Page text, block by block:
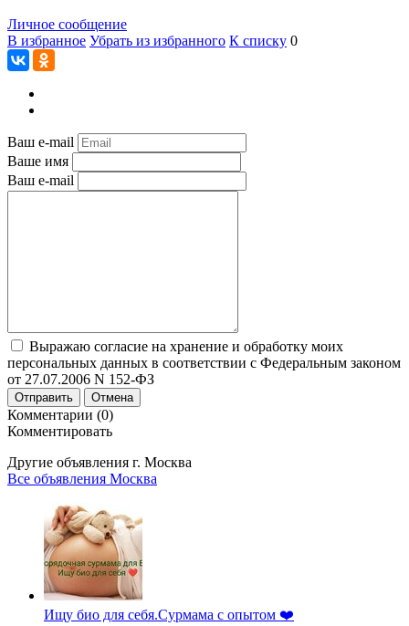
Личное сообщение
В избранное Убрать из избранного К списку 0
Ваш e-mail
Ваше имя
Ваш e-mail
Выражаю согласие на хранение и обработку моих
персональных данных в соответствии с Федеральным законом
от 27.07.2006 N 152-ФЗ
Отправить Отмена
Комментарии (0)
Комментировать
Другие объявления г. Москва
Все объявления Москва
Ищу био для себя.Сурмама с опытом ❤️